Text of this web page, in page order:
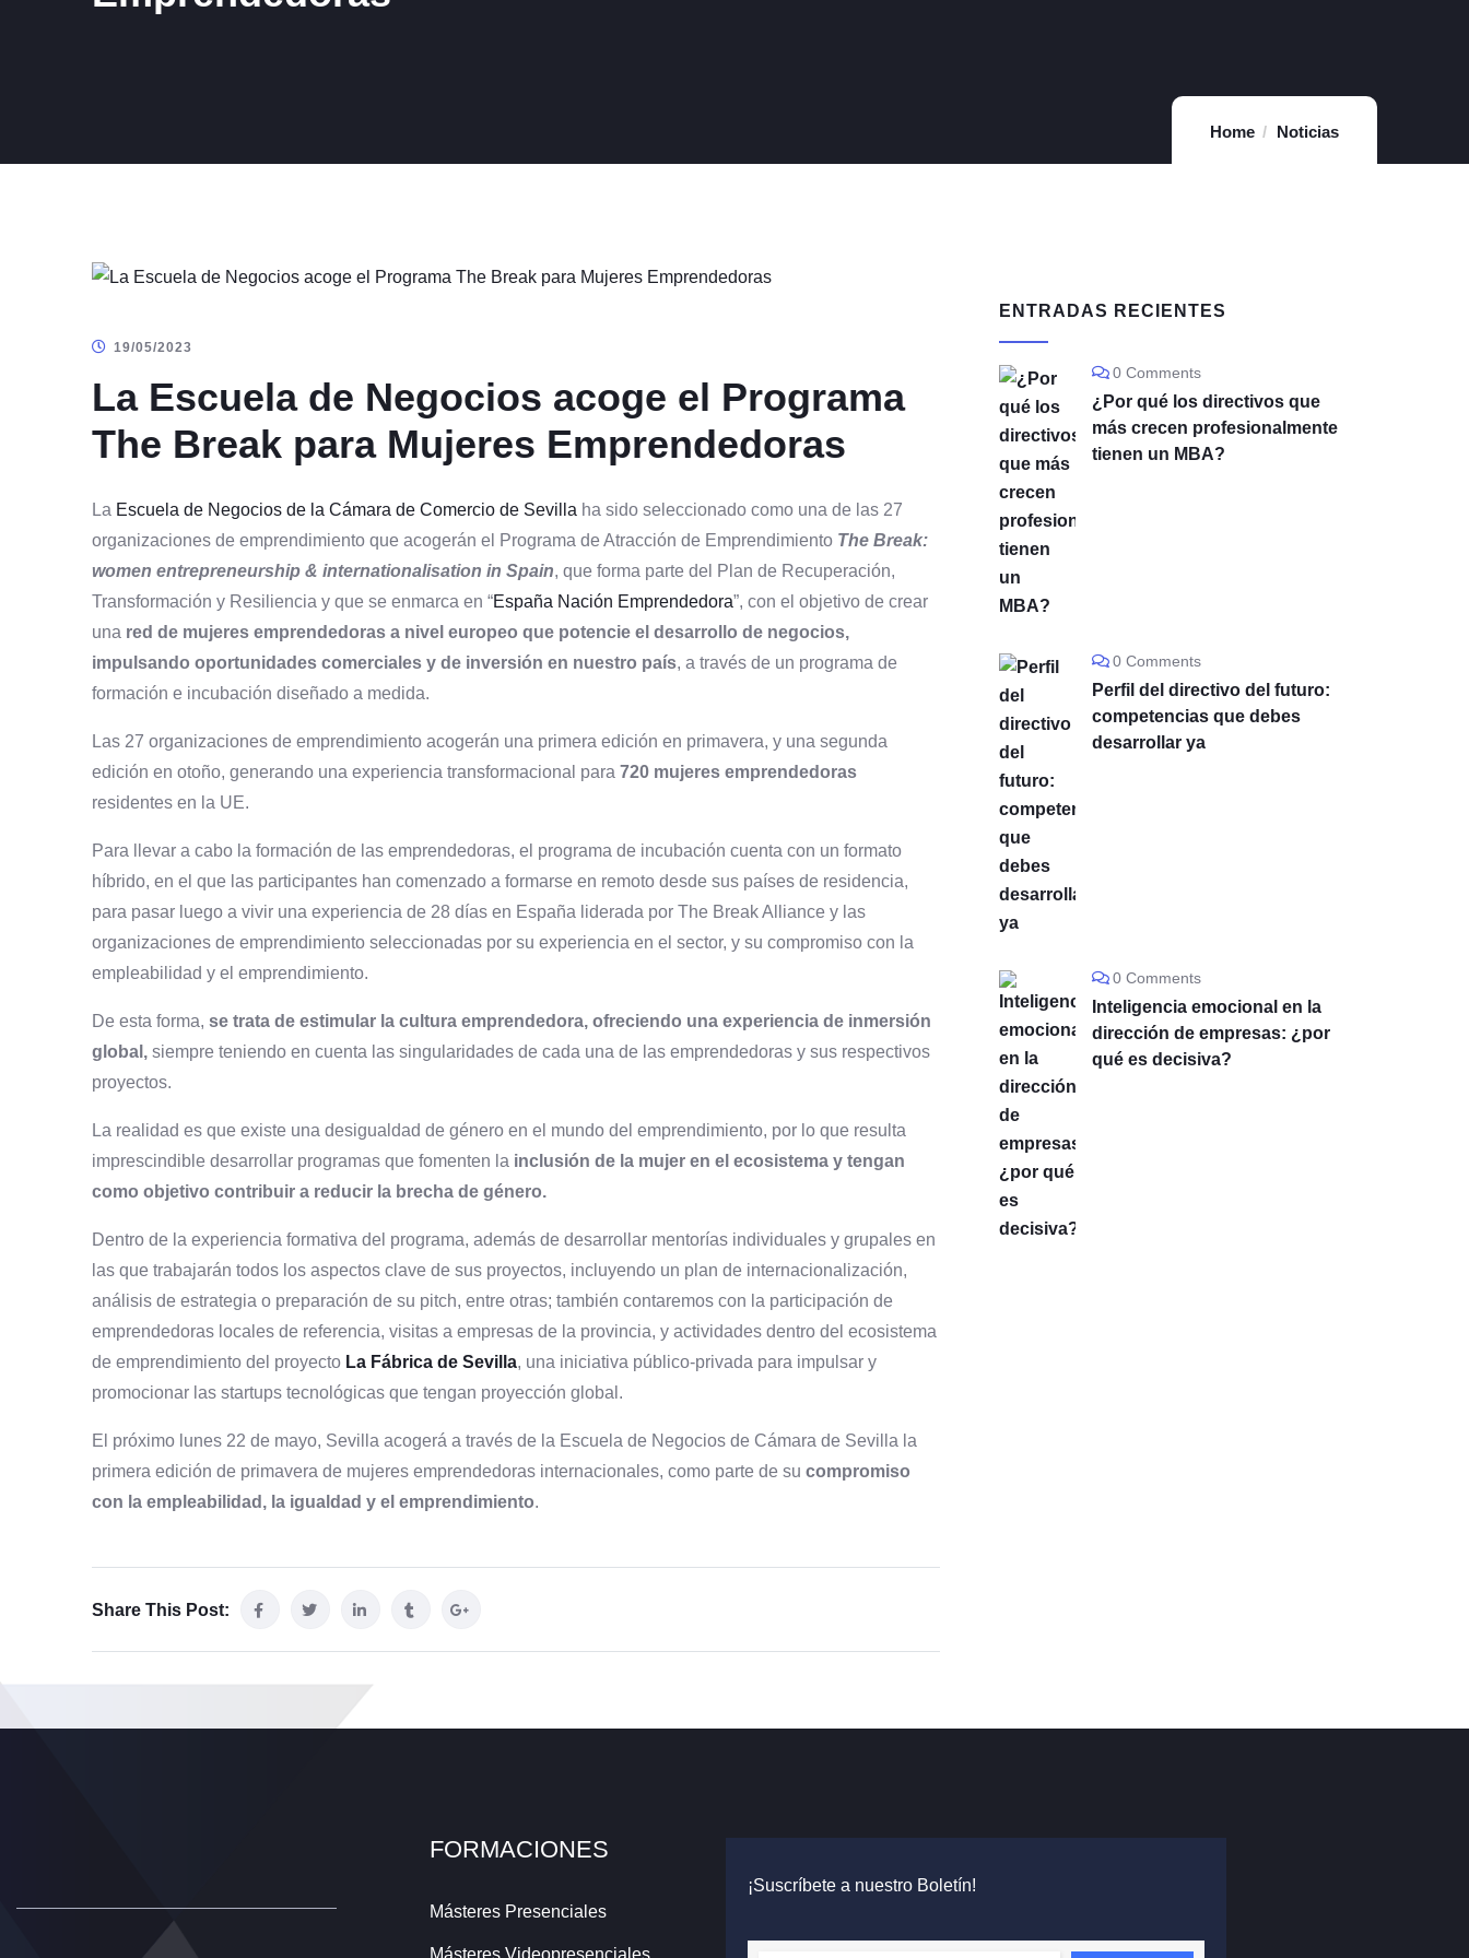
Home Noticias
19/05/2023
La Escuela de Negocios acoge el Programa
The Break para Mujeres Emprendedoras
La Escuela de Negocios de la Cámara de Comercio de Sevilla ha sido seleccionado como una de las 27
organizaciones de emprendimiento que acogerán el Programa de Atracción de Emprendimiento The Break:
women entrepreneurship & internationalisation in Spain, que forma parte del Plan de Recuperación,
Transformación y Resiliencia y que se enmarca en “España Nación Emprendedora”, con el objetivo de crear
una red de mujeres emprendedoras a nivel europeo que potencie el desarrollo de negocios,
impulsando oportunidades comerciales y de inversión en nuestro país, a través de un programa de
formación e incubación diseñado a medida.
Las 27 organizaciones de emprendimiento acogerán una primera edición en primavera, y una segunda
edición en otoño, generando una experiencia transformacional para 720 mujeres emprendedoras
residentes en la UE.
Para llevar a cabo la formación de las emprendedoras, el programa de incubación cuenta con un formato
híbrido, en el que las participantes han comenzado a formarse en remoto desde sus países de residencia,
para pasar luego a vivir una experiencia de 28 días en España liderada por The Break Alliance y las
organizaciones de emprendimiento seleccionadas por su experiencia en el sector, y su compromiso con la
empleabilidad y el emprendimiento.
De esta forma, se trata de estimular la cultura emprendedora, ofreciendo una experiencia de inmersión
global, siempre teniendo en cuenta las singularidades de cada una de las emprendedoras y sus respectivos
proyectos.
La realidad es que existe una desigualdad de género en el mundo del emprendimiento, por lo que resulta
imprescindible desarrollar programas que fomenten la inclusión de la mujer en el ecosistema y tengan
como objetivo contribuir a reducir la brecha de género.
Dentro de la experiencia formativa del programa, además de desarrollar mentorías individuales y grupales en
las que trabajarán todos los aspectos clave de sus proyectos, incluyendo un plan de internacionalización,
análisis de estrategia o preparación de su pitch, entre otras; también contaremos con la participación de
emprendedoras locales de referencia, visitas a empresas de la provincia, y actividades dentro del ecosistema
de emprendimiento del proyecto La Fábrica de Sevilla, una iniciativa público-privada para impulsar y
promocionar las startups tecnológicas que tengan proyección global.
El próximo lunes 22 de mayo, Sevilla acogerá a través de la Escuela de Negocios de Cámara de Sevilla la
primera edición de primavera de mujeres emprendedoras internacionales, como parte de su compromiso
con la empleabilidad, la igualdad y el emprendimiento.
Share This Post:
ENTRADAS RECIENTES
0 Comments
¿Por qué los directivos que
más crecen profesionalmente
tienen un MBA?
0 Comments
Perfil del directivo del futuro:
competencias que debes
desarrollar ya
0 Comments
Inteligencia emocional en la
dirección de empresas: ¿por
qué es decisiva?
FORMACIONES
Másteres Presenciales
Másteres Videopresenciales
¡Suscríbete a nuestro Boletín!